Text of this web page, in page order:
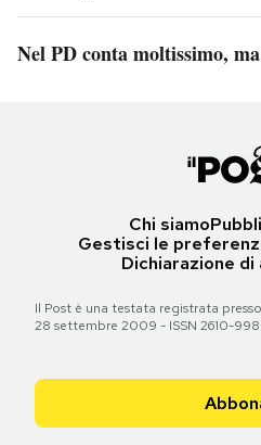
Nel PD conta moltissimo,
Chi siamo
Gestisci le
Dichiarazione
Il Post è una testata registrata
28 settembre 2009 - ISSN 2610-